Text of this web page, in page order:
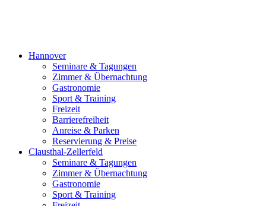
Hannover
Seminare & Tagungen
Zimmer & Übernachtung
Gastronomie
Sport & Training
Freizeit
Barrierefreiheit
Anreise & Parken
Reservierung & Preise
Clausthal-Zellerfeld
Seminare & Tagungen
Zimmer & Übernachtung
Gastronomie
Sport & Training